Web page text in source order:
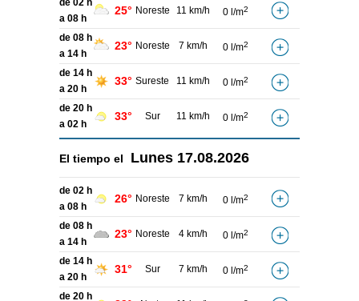
de 02 h
a 08 h
25° Noreste 11 km/h 0 l/m2
de 08 h
a 14 h
23° Noreste 7 km/h 0 l/m2
de 14 h
a 20 h
33° Sureste 11 km/h 0 l/m2
de 20 h
a 02 h
33° Sur 11 km/h 0 l/m2
El tiempo el Lunes 17.08.2026
de 02 h
a 08 h
26° Noreste 7 km/h 0 l/m2
de 08 h
a 14 h
23° Noreste 4 km/h 0 l/m2
de 14 h
a 20 h
31° Sur 7 km/h 0 l/m2
de 20 h